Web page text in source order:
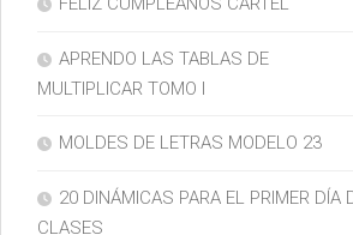
APRENDO LAS TABLAS DE
MULTIPLICAR TOMO I
MOLDES DE LETRAS MODELO 23
20 DINÁMICAS PARA EL PRIMER DÍA
CLASES